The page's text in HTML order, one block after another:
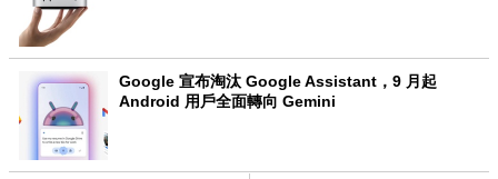
Google 宣布淘汰 Google Assistant，9 月起
Android 用戶全面轉向 Gemini